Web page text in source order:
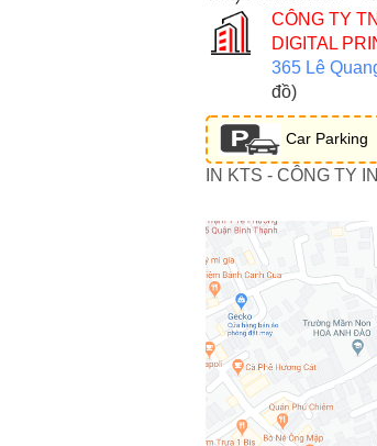
CÔNG TY
DIGITAL
365 Lê
đồ)
Car Parking
IN KTS - CÔNG TY